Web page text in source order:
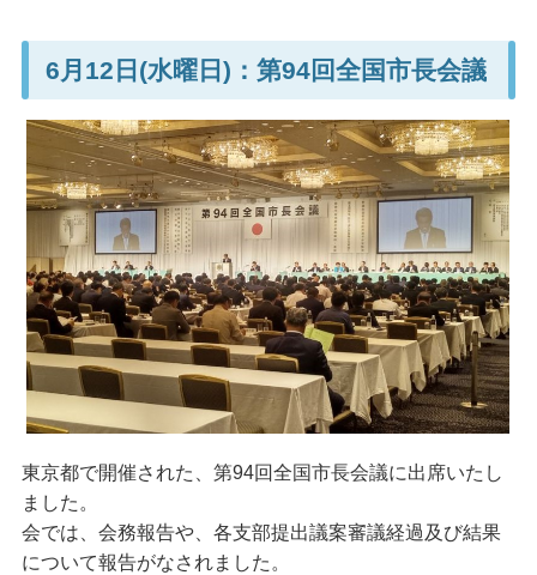
6月12日(水曜日)：第94回全国市長会議
東京都で開催された、第94回全国市長会議に出席いたし
ました。
会では、会務報告や、各支部提出議案審議経過及び結果
について報告がなされました。